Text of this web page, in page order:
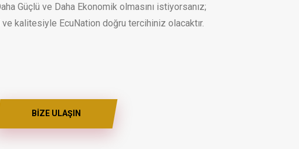
Güçlü ve Daha Ekonomik olmasını istiyorsanız;
kalitesiyle EcuNation doğru tercihiniz olacaktır.
BİZE ULAŞIN